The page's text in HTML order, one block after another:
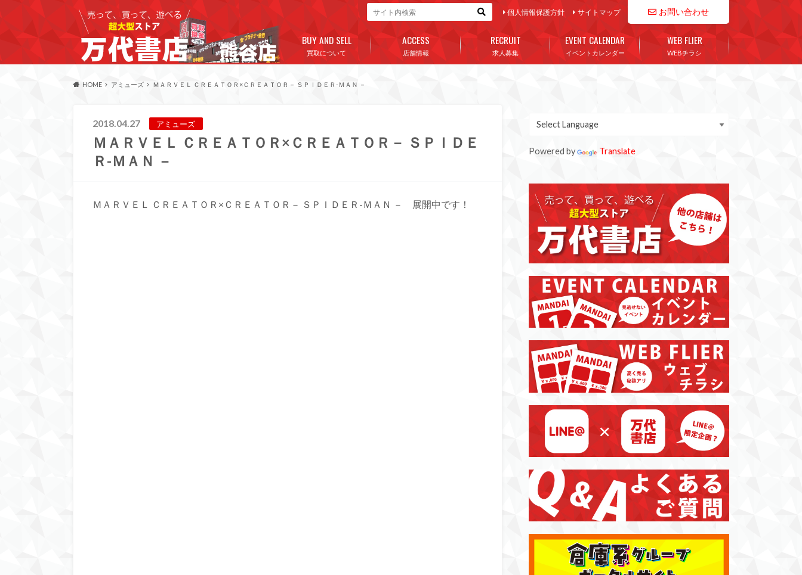
お問い合わせ
個人情報保護方針 サイトマップ
買取について
BUY AND SELL
店舗情報
ACCESS
求人募集
RECRUIT
イベントカレンダー
EVENT CALENDAR
WEBチラシ
WEB FLIER
HOME アミューズ ＭＡＲＶＥＬ ＣＲＥＡＴＯＲ×ＣＲＥＡＴＯＲ－ ＳＰＩＤＥＲ-ＭＡＮ －
2018.04.27 アミューズ
ＭＡＲＶＥＬ ＣＲＥＡＴＯＲ×ＣＲＥＡＴＯＲ－ ＳＰＩＤＥ
Ｒ-ＭＡＮ －
ＭＡＲＶＥＬ ＣＲＥＡＴＯＲ×ＣＲＥＡＴＯＲ－ ＳＰＩＤＥＲ-ＭＡＮ － 展開中です！
Powered by Translate